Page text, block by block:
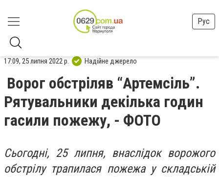
Рус
17:09, 25 липня 2022 р. Надійне джерело
Ворог обстріляв “Артемсіль”.
Рятувальники декілька годин
гасили пожежу, - ФОТО
Сьогодні, 25 липня, внаслідок ворожого
обстрілу трапилася пожежа у складській